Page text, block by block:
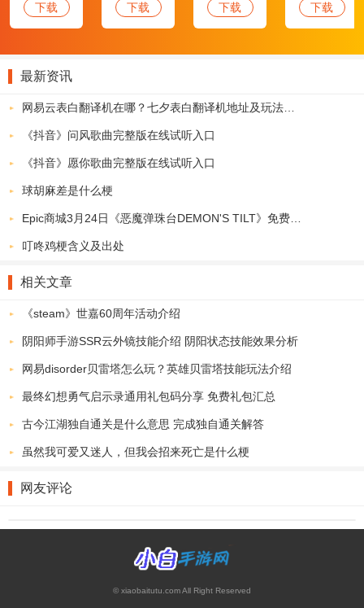
下载 下载 下载 下载
最新资讯
《抖音》问风歌曲完整版在线试听入口
《抖音》愿你歌曲完整版在线试听入口
球胡麻差是什么梗
叮咚鸡梗含义及出处
相关文章
《steam》世嘉60周年活动介绍
阴阳师手游SSR云外镜技能介绍 阴阳状态技能效果分析
网易disorder贝雷塔怎么玩？英雄贝雷塔技能玩法介绍
最终幻想勇气启示录通用礼包码分享 免费礼包汇总
古今江湖独自通关是什么意思 完成独自通关解答
虽然我可爱又迷人，但我会招来死亡是什么梗
网友评论
© xiaobaitutu.com All Right Reserved